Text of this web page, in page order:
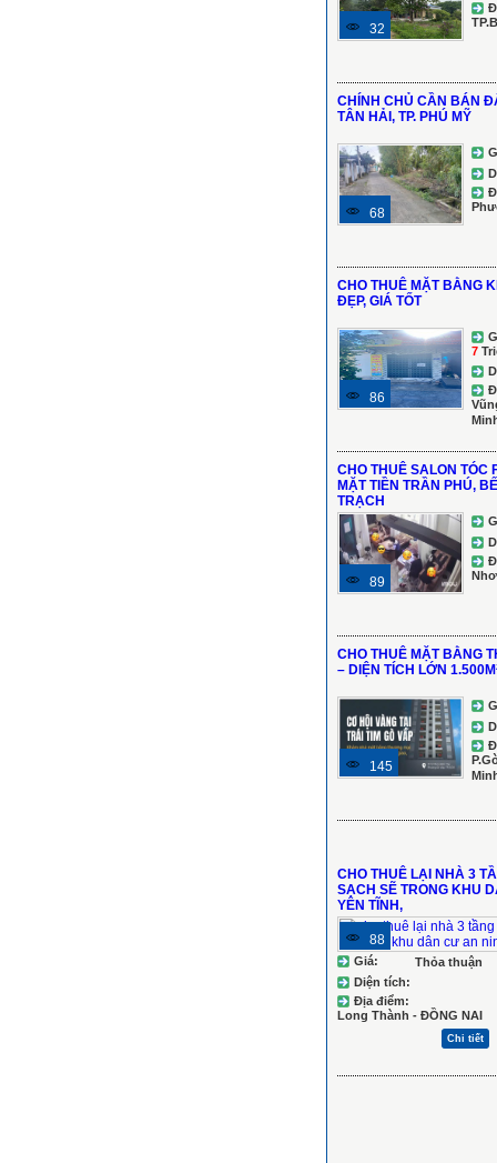
32
CHÍNH CHỦ CẦN BÁN
TÂN HẢI, TP. PHÚ MỸ
68
CHO THUÊ MẶT BẰNG
ĐẸP, GIÁ TỐT
86
7
CHO THUÊ SALON TÓC
MẶT TIỀN TRẦN PHÚ,
TRẠCH
89
CHO THUÊ MẶT BẰNG
– DIỆN TÍCH LỚN
145
CHO THUÊ LẠI NHÀ 3
SẠCH SẼ TRONG KHU
YÊN TĨNH,
88
Giá:
Thỏa thuận
Diện tích:
Địa điểm:
Long Thành - ĐỒNG NAI
Chi tiết